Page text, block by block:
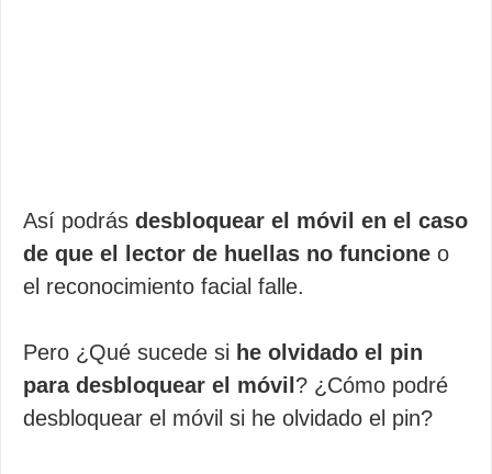
Así podrás desbloquear el móvil en el caso
de que el lector de huellas no funcione o
el reconocimiento facial falle.
Pero ¿Qué sucede si he olvidado el pin
para desbloquear el móvil ? ¿Cómo podré
desbloquear el móvil si he olvidado el pin?